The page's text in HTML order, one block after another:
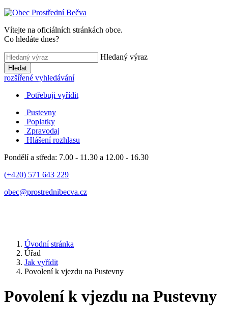
Vítejte na oficiálních stránkách obce.
Co hledáte dnes?
Hledaný výraz
Hledat
rozšířené vyhledávání
Potřebuji vyřídit
Pustevny
Poplatky
Zpravodaj
Hlášení rozhlasu
Pondělí a středa: 7.00 - 11.30 a 12.00 - 16.30
(+420) 571 643 229
obec@prostrednibecva.cz
Úvodní stránka
Úřad
Jak vyřídit
Povolení k vjezdu na Pustevny
Povolení k vjezdu na Pustevny